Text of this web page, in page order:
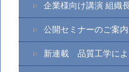
企業様向け講演 組織
公開セミナーのご案内
新連載 品質工学によ